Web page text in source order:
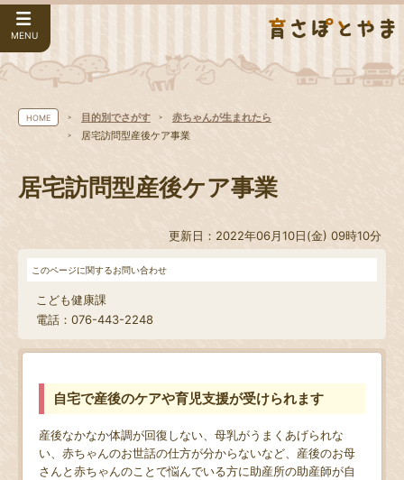
MENU
HOME 目的別でさがす
赤ちゃんが生まれたら
居宅訪問型産後ケア事業
居宅訪問型産後ケア事業
更新日：2022年06月10日(金) 09時10分
このページに関するお問い合わせ
こども健康課
電話：076-443-2248
自宅で産後のケアや育児支援が受けられます
産後なかなか体調が回復しない、母乳がうまくあげられな
い、赤ちゃんのお世話の仕方が分からないなど、産後のお母
さんと赤ちゃんのことで悩んでいる方に助産所の助産師が自